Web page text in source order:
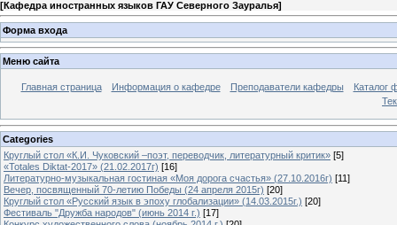
[Кафедра иностранных языков ГАУ Северного Зауралья]
Форма входа
Меню сайта
Главная страница Информация о кафедре Преподаватели кафедры
Каталог
Categories
Круглый стол «К.И. Чуковский –поэт, переводчик, литературный критик» [5]
«Totales Diktat-2017» (21.02.2017г) [16]
Литературно-музыкальная гостиная «Моя дорога счастья» (27.10.2016г) [11]
Вечер, посвященный 70-летию Победы (24 апреля 2015г) [20]
Круглый стол «Русский язык в эпоху глобализации» (14.03.2015г.) [20]
Фестиваль "Дружба народов" (июнь 2014 г.) [17]